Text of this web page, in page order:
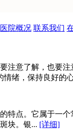
医院概况 联系我们
注意了解，也要
绪，保持良好的
特点。它属于一
块。银... [详细]